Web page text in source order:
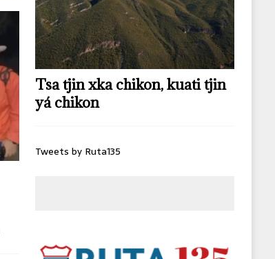
Tsa tjin xka chikon, kuati tjin
yá chikon
Tweets by Ruta135